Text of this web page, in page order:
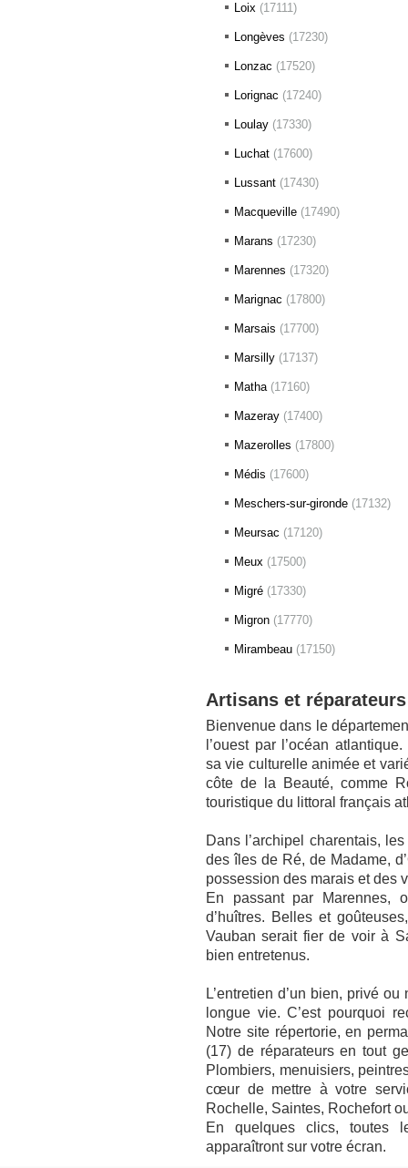
Loix (17111)
Longèves (17230)
Lonzac (17520)
Lorignac (17240)
Loulay (17330)
Luchat (17600)
Lussant (17430)
Macqueville (17490)
Marans (17230)
Marennes (17320)
Marignac (17800)
Marsais (17700)
Marsilly (17137)
Matha (17160)
Mazeray (17400)
Mazerolles (17800)
Médis (17600)
Meschers-sur-gironde (17132)
Meursac (17120)
Meux (17500)
Migré (17330)
Migron (17770)
Mirambeau (17150)
Artisans et
Bienvenue dans le
l’ouest par l’océan
sa vie culturelle animée et
côte de la Beauté, comme
touristique du littoral français
Dans l’archipel charentais,
des îles de Ré, de Madame,
possession des marais et des
En passant par Marennes,
d’huîtres. Belles et
Vauban serait fier de voir à
bien entretenus.
L’entretien d’un bien, privé
longue vie. C’est pourquoi
Notre site répertorie, en
(17) de réparateurs en tout
Plombiers, menuisiers,
cœur de mettre à votre
Rochelle, Saintes, Rochefort
En quelques clics, toutes
apparaîtront sur votre écran.